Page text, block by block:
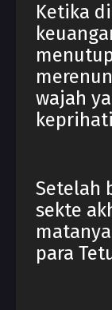
Ketika
wajah
Setelah
sekte
para